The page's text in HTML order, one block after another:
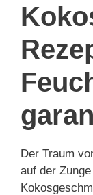
Der Traum
auf der